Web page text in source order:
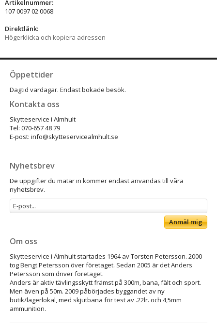
Artikelnummer:
107 0097 02 0068
Direktlänk:
Högerklicka och kopiera adressen
Öppettider
Dagtid vardagar. Endast bokade besök.
Kontakta oss
Skytteservice i Älmhult
Tel: 070-657 48 79
E-post: info@skytteservicealmhult.se
Nyhetsbrev
De uppgifter du matar in kommer endast användas till våra
nyhetsbrev.
Anmäl mig
Om oss
Skytteservice i Älmhult startades 1964 av Torsten Petersson. 2000
tog Bengt Petersson över företaget. Sedan 2005 är det Anders
Petersson som driver företaget.
Anders är aktiv tävlingsskytt främst på 300m, bana, fält och sport.
Men även på 50m. 2009 påbörjades byggandet av ny
butik/lagerlokal, med skjutbana för test av .22lr. och 4,5mm
ammunition.